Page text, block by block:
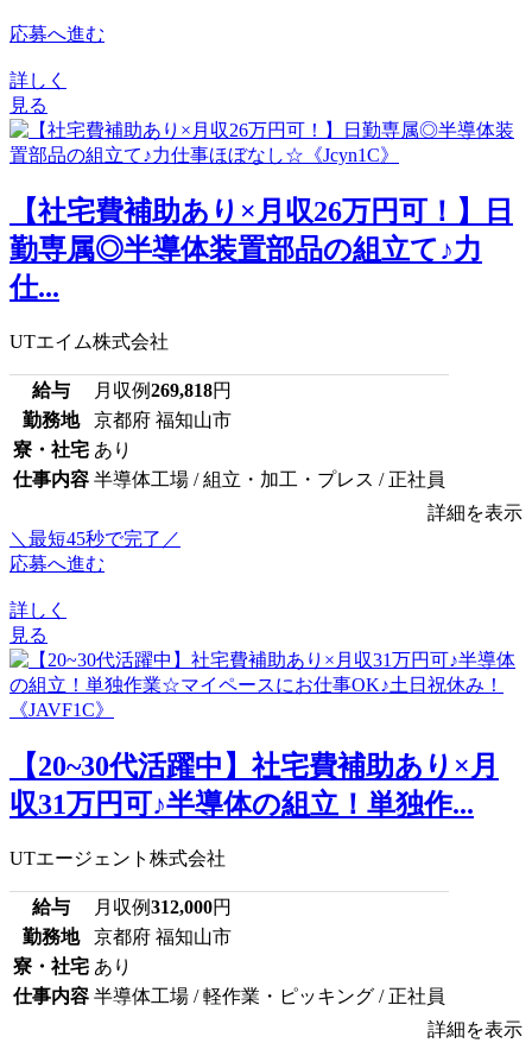
応募へ進む
詳しく
見る
【社宅費補助あり×月収26万円可！】日
勤専属◎半導体装置部品の組立て♪力
仕...
UTエイム株式会社
給与 月収例269,818円
勤務地
京都府 福知山市
寮・社宅 あり
仕事内容 半導体工場 / 組立・加工・プレス / 正社員
詳細を表示
＼最短45秒で完了／
応募へ進む
詳しく
見る
【20~30代活躍中】社宅費補助あり×月
収31万円可♪半導体の組立！単独作...
UTエージェント株式会社
給与 月収例312,000円
勤務地
京都府 福知山市
寮・社宅 あり
仕事内容 半導体工場 / 軽作業・ピッキング / 正社員
詳細を表示